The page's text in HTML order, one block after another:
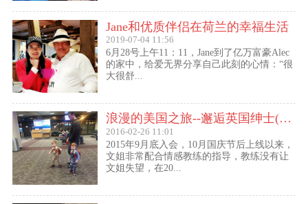
Jane和优质伴侣在荷兰的幸福生活
2019-07-04 11:56
6月28号上午11：11，Jane到了亿万富豪Alec
的家中，给爱无界分享自己此刻的心情：“很
大很舒...
浪漫的美国之旅--邂逅英国绅士(文姐与Kent的见面动态）
2016-02-26 11:01
2015年9月底入会，10月国庆节后上线以来，
文姐非常配合情感教练的指导，教练没有让
文姐失望，在20...